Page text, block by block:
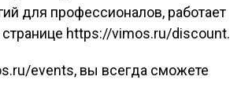
для профессионалов, работает
странице https://vimos.ru/discount.
events, вы всегда сможете